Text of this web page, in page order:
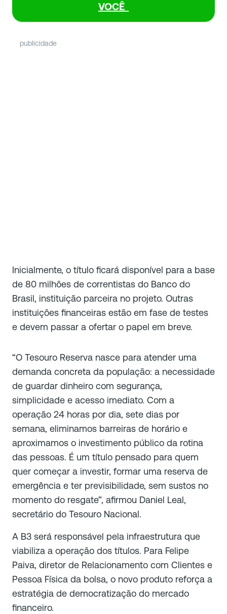
VOCÊ
publicidade
Inicialmente, o título ficará disponível para a base
de 80 milhões de correntistas do Banco do
Brasil, instituição parceira no projeto. Outras
instituições financeiras estão em fase de testes
e devem passar a ofertar o papel em breve.
“O Tesouro Reserva nasce para atender uma
demanda concreta da população: a necessidade
de guardar dinheiro com segurança,
simplicidade e acesso imediato. Com a
operação 24 horas por dia, sete dias por
semana, eliminamos barreiras de horário e
aproximamos o investimento público da rotina
das pessoas. É um título pensado para quem
quer começar a investir, formar uma reserva de
emergência e ter previsibilidade, sem sustos no
momento do resgate”, afirmou Daniel Leal,
secretário do Tesouro Nacional.
A B3 será responsável pela infraestrutura que
viabiliza a operação dos títulos. Para Felipe
Paiva, diretor de Relacionamento com Clientes e
Pessoa Física da bolsa, o novo produto reforça a
estratégia de democratização do mercado
financeiro.